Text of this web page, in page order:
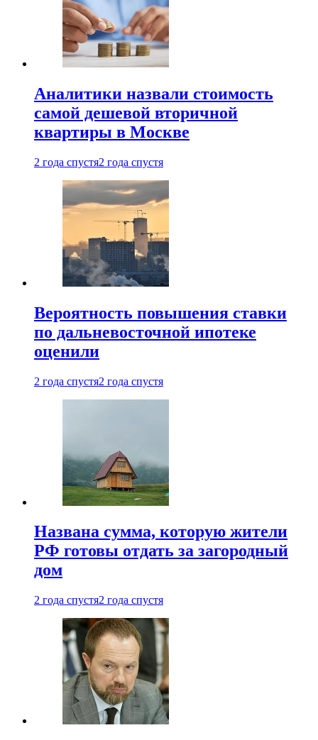
Аналитики назвали стоимость
самой дешевой вторичной
квартиры в Москве
2 года спустя2 года спустя
Вероятность повышения ставки
по дальневосточной ипотеке
оценили
2 года спустя2 года спустя
Названа сумма, которую жители
РФ готовы отдать за загородный
дом
2 года спустя2 года спустя